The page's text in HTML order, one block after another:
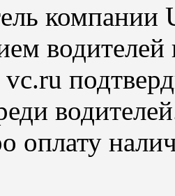
компании
vc.ru
оплату